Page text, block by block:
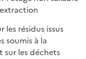
résidus issus
soumis à la
sur les déchets